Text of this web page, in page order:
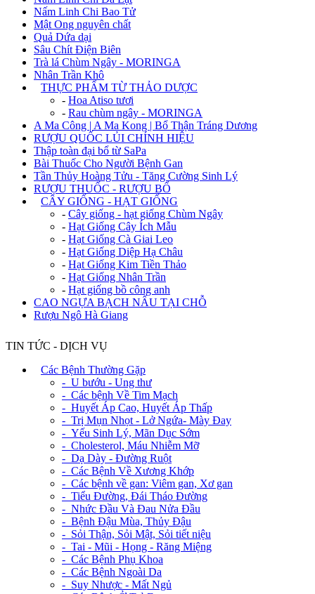
Nấm Linh Chi Bao Tử
Mật Ong nguyên chất
Quả Dứa dại
Sâu Chít Điện Biên
Trà lá Chùm Ngây - MORINGA
Nhân Trần Khô
THỰC PHẨM TỪ THẢO DƯỢC
- Hoa Atiso tươi
- Rau chùm ngây - MORINGA
A Ma Công | A Ma Kong | Bổ Thận Tráng Dương
RƯỢU QUỐC LỦI CHÍNH HIỆU
Thập toàn đại bổ từ SaPa
Bài Thuốc Cho Người Bệnh Gan
Tần Thủy Hoàng Tửu - Tăng Cường Sinh Lý
RƯỢU THUỐC - RƯỢU BỔ
CÂY GIỐNG - HẠT GIỐNG
- Cây giống - hạt giống Chùm Ngây
- Hạt Giống Cây Ích Mẫu
- Hạt Giống Cà Giai Leo
- Hạt Giống Diệp Hạ Châu
- Hạt Giống Kim Tiền Thảo
- Hạt Giống Nhân Trần
- Hạt giống bồ công anh
CAO NGỰA BẠCH NẤU TẠI CHỖ
Rượu Ngô Hà Giang
TIN TỨC - DỊCH VỤ
Các Bệnh Thường Gặp
- U bướu - Ung thư
- Các bệnh Về Tim Mạch
- Huyết Áp Cao, Huyết Áp Thấp
- Trị Mụn Nhọt - Lở Ngứa- Mày Đay
- Yếu Sinh Lý, Mãn Dục Sớm
- Cholesterol, Máu Nhiễm Mỡ
- Dạ Dày - Đường Ruột
- Các Bệnh Về Xương Khớp
- Các bệnh về gan: Viêm gan, Xơ gan
- Tiểu Đường, Đái Tháo Đường
- Nhức Đầu Và Đau Nửa Đầu
- Bệnh Đậu Mùa, Thủy Đậu
- Sỏi Thận, Sỏi Mật, Sỏi tiết niệu
- Tai - Mũi - Họng - Răng Miệng
- Các Bệnh Phụ Khoa
- Các Bệnh Ngoài Da
- Suy Nhược - Mất Ngủ